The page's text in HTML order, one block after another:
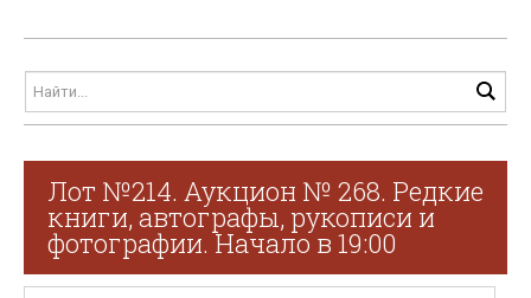
Лот №214. Аукцион № 268. Редкие
книги, автографы, рукописи и
фотографии. Начало в 19:00